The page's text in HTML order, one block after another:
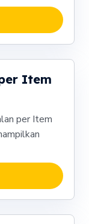
Item
per Item